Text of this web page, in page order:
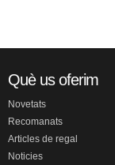
Què us oferim
Novetats
Recomanats
Articles de regal
Noticies